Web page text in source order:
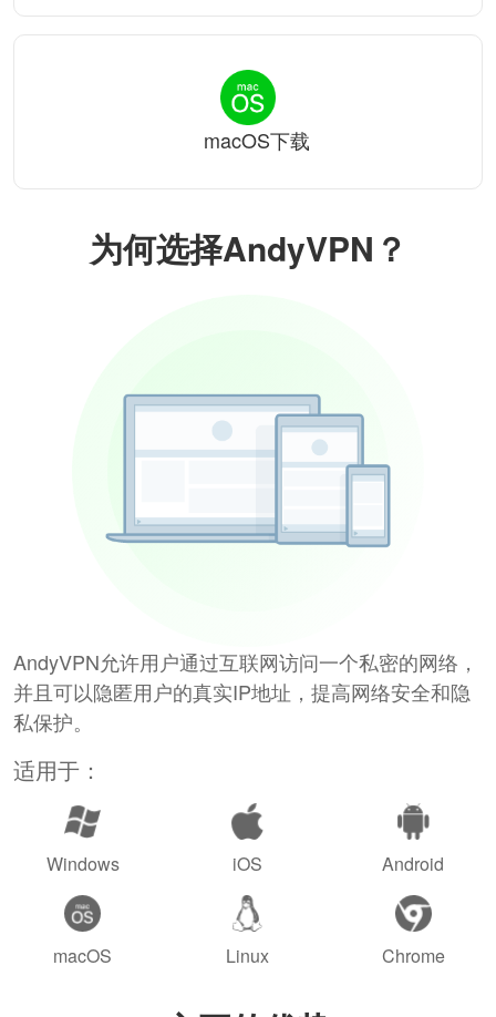
为何选择AndyVPN？
AndyVPN允许用户通过互联网访问一个私密的网络，
并且可以隐匿用户的真实IP地址，提高网络安全和隐
私保护。
适用于：
Windows iOS Android
macOS Linux Chrome
macOS下载